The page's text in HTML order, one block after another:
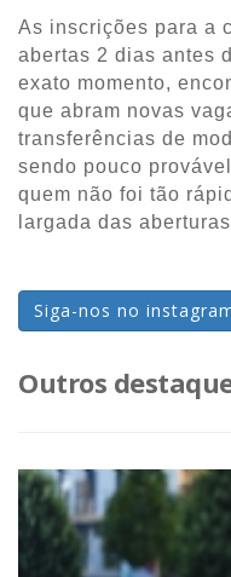
As inscrições para a
abertas 2 dias antes
exato momento,
que abram novas
transferências de
sendo pouco
quem não foi tão
largada das
Siga-nos no
Outros